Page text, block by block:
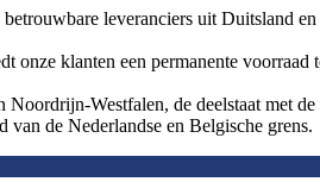
leveranciers uit Duitsland
onze klanten een permanente voorraad
Westfalen, de deelstaat met
van de Nederlandse en Belgische grens.